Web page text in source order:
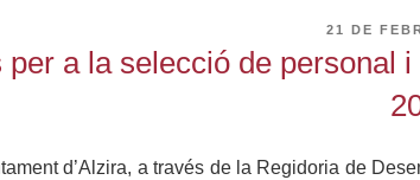
21 DE
a la selecció de personal
d’Alzira, a través de la Regidoria de